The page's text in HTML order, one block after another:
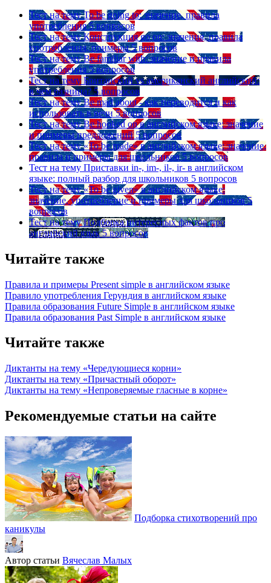
Тест на тему To be going to: значение, правила
употребления 5 вопросов
Тест на тему Конструкция go on: значения, правила
употребления, примеры 5 вопросов
Тест на тему Be familiar with: значение и правила
употребления 5 вопросов
Тест на тему Британский vs американский английский:
в чем разница? 5 вопросов
Тест на тему Be mad about - как переводится и как
использовать в речи 5 вопросов
Тест на тему Be hooked on в английском языке: значение
и примеры предложений 5 вопросов
Тест на тему «To be made» в английском языке: значение,
правила и примеры для школьников 5 вопросов
Тест на тему Приставки in-, im-, il-, ir- в английском
языке: полный разбор для школьников 5 вопросов
Тест на тему «To be given» в английском языке:
значение, употребление и примеры для школьников 5
вопросов
Тест на тему Подборка интересных фактов про
английский язык 5 вопросов
Читайте также
Правила и примеры Рresent simple в английском языке
Правило употребления Герундия в английском языке
Правила образования Future Simple в английском языке
Правила образования Past Simple в английском языке
Читайте также
Диктанты на тему «Чередующиеся корни»
Диктанты на тему «Причастный оборот»
Диктанты на тему «Непроверяемые гласные в корне»
Рекомендуемые статьи на сайте
Подборка стихотворений про
каникулы
Автор статьи Вячеслав Малых